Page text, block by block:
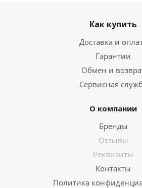
Как купить
Доставка и
Гарантии
Обмен и
Сервисная
О компании
Бренды
Отзывы
Реквизиты
Контакты
Политика